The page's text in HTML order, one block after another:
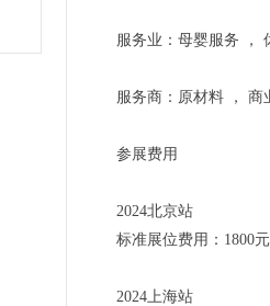
服务业：母婴服务 ，
服务商：原材料 ，
参展费用
2024北京站
标准展位费用：1800
2024上海站